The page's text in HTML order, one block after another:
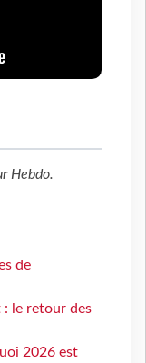
Hebdo.
de
: le retour des
2026 est